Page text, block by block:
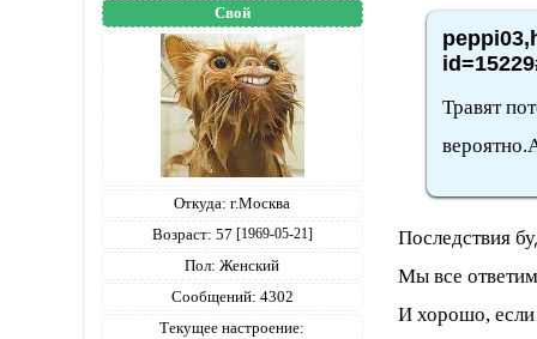
Свой
Откуда: г.Москва
Возраст: 57 [1969-05-21]
Пол: Женский
Сообщений: 4302
Текущее настроение:
Травят
Последствия
Мы все
И хорошо, если